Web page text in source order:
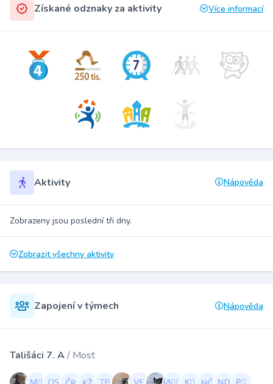
Získané odznaky za aktivity Více informací
Aktivity Nápověda
Zobrazeny jsou poslední tři dny.
Zobrazit všechny aktivity
Zapojení v týmech Nápověda
Tališáci 7. A/ Most